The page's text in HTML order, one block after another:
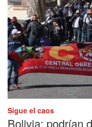
Sigue el caos
Bolivia: podrían